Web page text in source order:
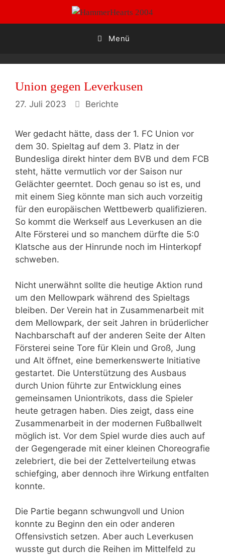
Menü
Union gegen Leverkusen
27. Juli 2023 Kategorien
Berichte
Wer gedacht hätte, dass der 1. FC Union vor
dem 30. Spieltag auf dem 3. Platz in der
Bundesliga direkt hinter dem BVB und dem FCB
steht, hätte vermutlich vor der Saison nur
Gelächter geerntet. Doch genau so ist es, und
mit einem Sieg könnte man sich auch vorzeitig
für den europäischen Wettbewerb qualifizieren.
So kommt die Werkself aus Leverkusen an die
Alte Försterei und so manchem dürfte die 5:0
Klatsche aus der Hinrunde noch im Hinterkopf
schweben.
Nicht unerwähnt sollte die heutige Aktion rund
um den Mellowpark während des Spieltags
bleiben. Der Verein hat in Zusammenarbeit mit
dem Mellowpark, der seit Jahren in brüderlicher
Nachbarschaft auf der anderen Seite der Alten
Försterei seine Tore für Klein und Groß, Jung
und Alt öffnet, eine bemerkenswerte Initiative
gestartet. Die Unterstützung des Ausbaus
durch Union führte zur Entwicklung eines
gemeinsamen Uniontrikots, dass die Spieler
heute getragen haben. Dies zeigt, dass eine
Zusammenarbeit in der modernen Fußballwelt
möglich ist. Vor dem Spiel wurde dies auch auf
der Gegengerade mit einer kleinen Choreografie
zelebriert, die bei der Zettelverteilung etwas
schiefging, aber dennoch ihre Wirkung entfalten
konnte.
Die Partie begann schwungvoll und Union
konnte zu Beginn den ein oder anderen
Offensivstich setzen. Aber auch Leverkusen
wusste gut durch die Reihen im Mittelfeld zu